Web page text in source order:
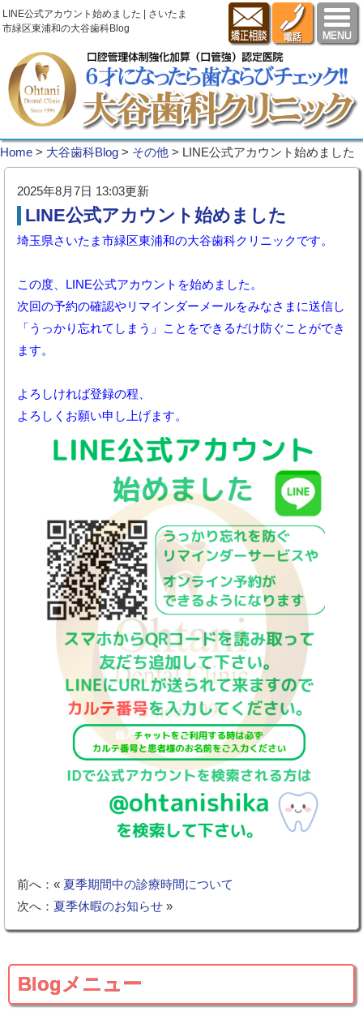
LINE公式アカウント始めました | さいたま
市緑区東浦和の大谷歯科Blog
Home > 大谷歯科Blog > その他 > LINE公式アカウント始めました
2025年8月7日 13:03更新
LINE公式アカウント始めました
埼玉県さいたま市緑区東浦和の大谷歯科クリニックです。
この度、LINE公式アカウントを始めました。
次回の予約の確認やリマインダーメールをみなさまに送信し
「うっかり忘れてしまう」ことをできるだけ防ぐことができ
ます。
よろしければ登録の程、
よろしくお願い申し上げます。
前へ：« 夏季期間中の診療時間について
次へ： 夏季休暇のお知らせ »
Blogメニュー